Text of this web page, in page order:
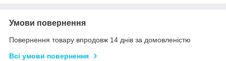
Умови повернення
Повернення товару впродовж 14 днів за домовленістю
Всі умови повернення